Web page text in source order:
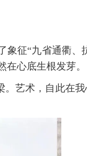
征“九省通衢、
心底生根发芽。
艺术，自此在